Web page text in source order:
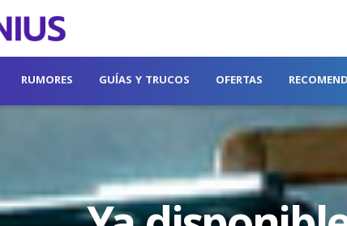
RUMORES GUÍAS Y TRUCOS OFERTAS